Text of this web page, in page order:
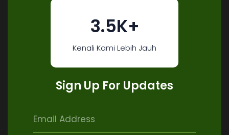
3.5K+
Kenali Kami Lebih Jauh
Sign Up For Updates